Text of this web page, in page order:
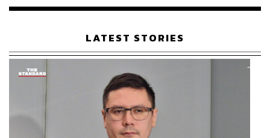
โดยจากรายงานระบุว่าทรูวิชั่นส์จ่ายค่าลิขสิทธิ์ไปทั้งหมด 38
ต่อมาในปี 2013-2016
บริษัท เคเบิล ไทย โฮลดิ้ง จำกัด
ซีทีเอช ทุ่มเงินไปถึง 202 ล้านปอนด์ (ราว
9,900 ล้านบาท) คว้าสิทธิ์ถ่ายทอดสด พร้อมพาไทยขึ้นแท่น
ประเทศที่จ่ายค่าลิขสิทธิ์แพงที่สุดเป็นอันดับ 2 ของโลก โดยมี
มูลค่าสูงขึ้นจากเดิมถึง 432%
เรือนไทยที่ถูกซุกไว้
LATEST STORIES